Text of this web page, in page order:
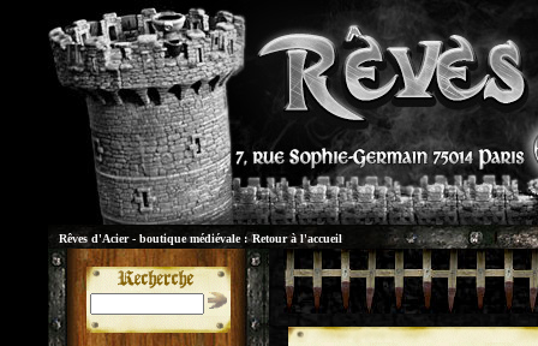
Rêves d'Acier - boutique médiévale : Retour à l'accueil